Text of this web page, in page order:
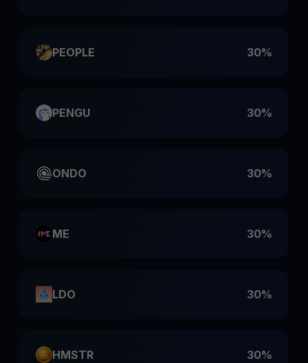
PEOPLE 30%
PENGU 30%
ONDO 30%
ME 30%
LDO 30%
HMSTR 30%